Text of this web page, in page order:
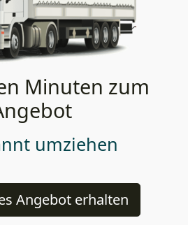
Minuten zum
umziehen
Angebot erhalten